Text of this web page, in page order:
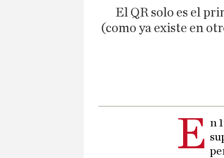
El QR solo es el
(como ya existe en
E n